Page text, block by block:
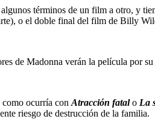
términos de un film a otro, y
o el doble final del film de Billy
de Madonna verán la película por
ocurría con Atracción fatalo La
riesgo de destrucción de la familia.